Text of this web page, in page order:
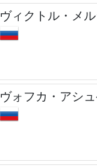
ヴィクトル・メ
ヴォフカ・アシ